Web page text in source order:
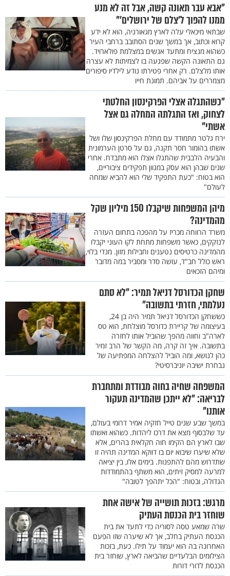
"אבא עבר תאונה קשה, אבל זה לא מנע
ממנו להפוך ל’צלם של ירושלים’"
שבתאי מיכאלי עלה לארץ מגאורגיה, הוא לא ידע
קרוא וכתוב, אך במשך שנים הסתובב ברחבי העיר
כשהוא מנציח ומתעד אנשים במצלמת פולארויד.
גם התאונה הקשה שפגעה בו לצמיתות לא עצרה
אותו מלצלם. רק אחרי פטירתו נודע לילדיו סיפורים
מצמררים על אביהם. תמונת חייו
"כשהתגלה אצלי הפרקינסון החלטתי
לצחוק, ואז התגלתה המחלה גם אצל
אשתי"
ירח גלטר מתמודד עם מחלת הפרקינסון שלו ושל
אשתו בהומור חסר תקנה, גם על סרטן הערמונית
והבעיה הלבבית שהתגלו אצלו הוא מתבדח. אחרי
שנים שבהן הוא עסק במגוון תפקידים ציבוריים,
הוא בטוח: "כעת התפקיד שלי הוא להביא שמחה
לעולם"
מיהן המשפחות שיקבלו 150 מיליון שקל
מהמדינה?
משרד הרווחה מכריז על מהפכה בתחום העזרה
לנזקקים, כאשר משפחות מתחת לקו העוני יקבלו
מהמדינה כרטיסים נטענים וחבילות מזון. מנדי בלוי,
ראש כולל חב"ד, עושה סדר ומסביר במה מדובר
ומיהם הזכאים
שחקן הכדורסל דניאל תמיר: "לא סתם
נעלמתי, חזרתי בתשובה"
כששחקן הכדורסל דניאל תמיר היה בן 24,
בעיצומה של קריירת כדורסל מוצלחת, הוא טס
לארה"ב וחווה מהפך שהוביל אותו לחזרה
בתשובה. איך זה קרה, מה הקשר של הרב זמיר
כהן לנושא, ומה הוביל להצלחה המפתיעה של
נבחרת ישיבה יוניברסיטי?
המשפחה שחיה בחוה מבודדת ומתחברת
לבריאה: "לא ייתכן שהמדינה תעקור
אותנו"
במשך שבע שנים טייל חזקיה אמיר דרומי בעולם,
עד שלבסוף מצא את דרכו ליהדות. כשהוא ואשתו
שבו לארץ הם הקימו חוה חקלאית בהרים, אלא
שלא שיערו שיבוא יום בו דווקא המדינה תהיה זו
שתדרוש מהם להתפנות. בימים אלו, בין יציאה
למרעה למסיק זיתים, הוא משתף בהתמודדות
הגדולה, ובטוח: "הכל יתהפך לטובה"
מרגש: בזכות תושייה של אישה אחת
שוחזר בית הכנסת העתיק
שרה שמאע טסה לסוריה כדי לתעד את בית
הכנסת העתיק בחלב, אך לא שיערה שזו הפעם
האחרונה בה הוא יעמוד על תילו. כעת, בזכות
הצילומים הבלעדיים שהביאה לארץ, שוחזר בית
הכנסת לדורי דורות